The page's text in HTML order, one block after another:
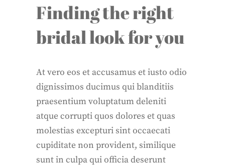
Finding the right
bridal look for you
At vero eos et accusamus et iusto odio
dignissimos ducimus qui blanditiis
praesentium voluptatum deleniti
atque corrupti quos dolores et quas
molestias excepturi sint occaecati
cupiditate non provident, similique
sunt in culpa qui officia deserunt